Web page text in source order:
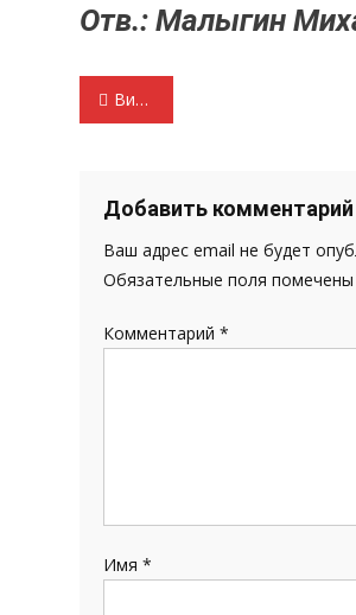
Отв.: Малыгин
Навигация
записям
Видео. Выступление Солодовникова Николая Петровича. Проблемы пчеловодства в Мордовии ч.2
Добавить комментарий
Ваш адрес email не будет
Обязательные поля
Комментарий*
Имя*